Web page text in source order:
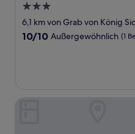
3.0-
Sterne-
Unterkunft
6,1 km von Grab von König
10.0
10/10 Außergewöhnlich (1